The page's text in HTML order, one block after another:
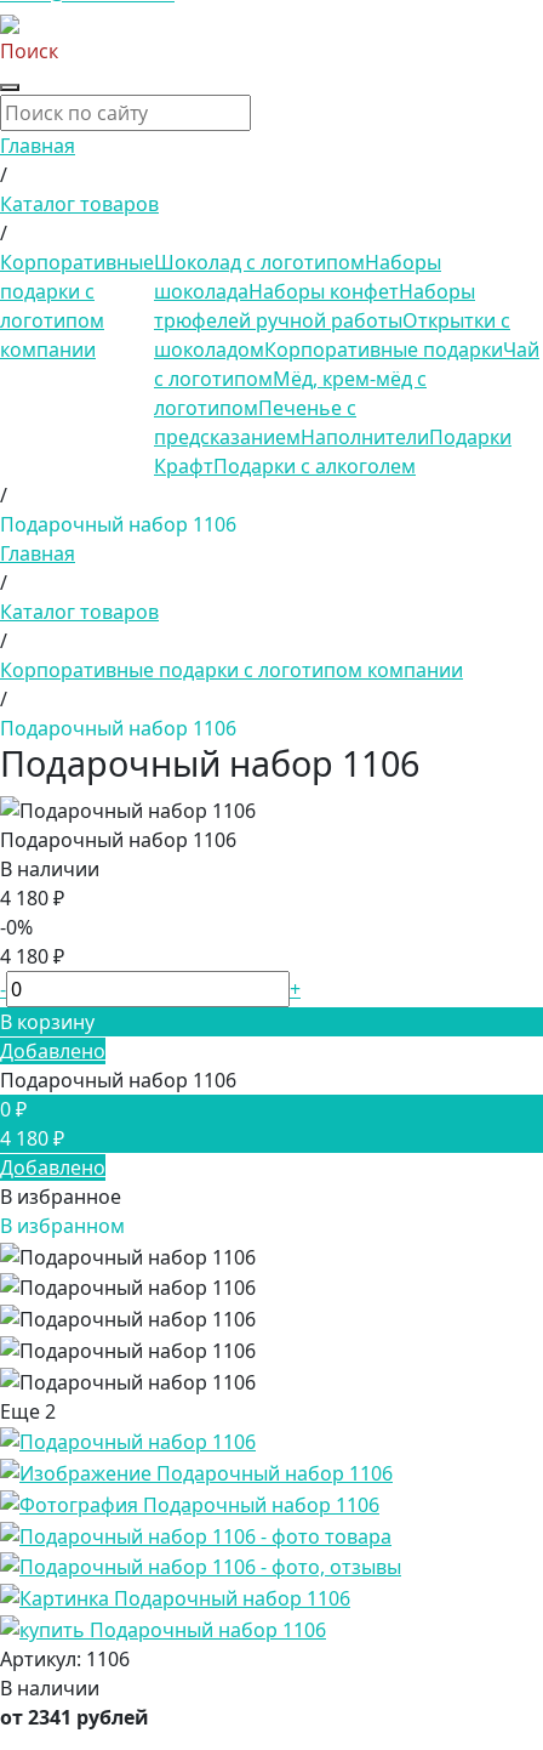
Поиск
Главная
/
Каталог товаров
/
Корпоративные
подарки с
логотипом
компании
Шоколад с логотипомНаборы
шоколадаНаборы конфетНаборы
трюфелей ручной работыОткрытки с
шоколадомКорпоративные подаркиЧай
с логотипомМёд, крем-мёд с
логотипомПеченье с
предсказаниемНаполнителиПодарки
КрафтПодарки с алкоголем
/
Подарочный набор 1106
Главная
/
Каталог товаров
/
Корпоративные подарки с логотипом компании
/
Подарочный набор 1106
Подарочный набор 1106
Подарочный набор 1106
В наличии
4 180 ₽
-0%
4 180 ₽
-
+
В корзину
Добавлено
Подарочный набор 1106
0 ₽
4 180 ₽
Добавлено
В избранное
В избранном
Еще2
Артикул: 1106
В наличии
от 2341 рублей